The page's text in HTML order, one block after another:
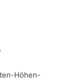
Höhen-